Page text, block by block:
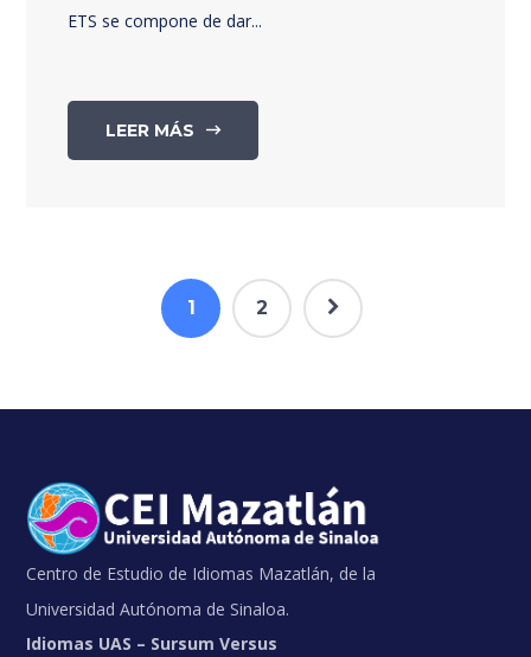
ETS se compone de dar...
LEER MÁS
1 2
Centro de Estudio de Idiomas Mazatlán, de la
Universidad Autónoma de Sinaloa.
Idiomas UAS – Sursum Versus